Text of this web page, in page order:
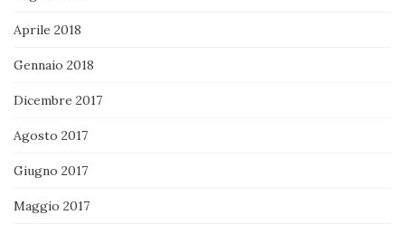
Aprile 2018
Gennaio 2018
Dicembre 2017
Agosto 2017
Giugno 2017
Maggio 2017